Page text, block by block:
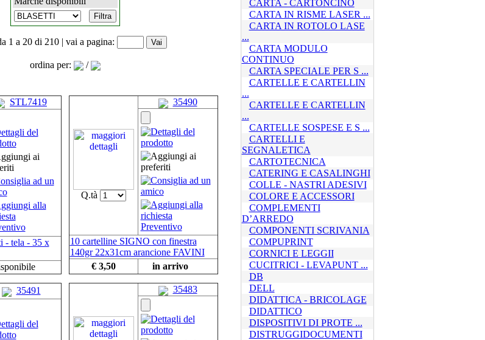
1 a 20 di 210 | vai a pagina:
ordina per: /
STL7419
- tela - 35 x
Q.tà
35490
10 cartelline SIGNO con finestra
140gr 22x31cm arancione FAVINI
€ 3,50
in arrivo
35491 35483
CARTA - CARTONCINO
CARTA IN RISME LASER ...
CARTA IN ROTOLO LASE
...
CARTA MODULO
CONTINUO
CARTA SPECIALE PER S ...
CARTELLE E CARTELLIN
...
CARTELLE E CARTELLIN
...
CARTELLE SOSPESE E S ...
CARTELLI E
SEGNALETICA
CARTOTECNICA
CATERING E CASALINGHI
COLLE - NASTRI ADESIVI
COLORE E ACCESSORI
COMPLEMENTI
D’ARREDO
COMPONENTI SCRIVANIA
COMPUPRINT
CORNICI E LEGGII
CUCITRICI - LEVAPUNT ...
DB
DELL
DIDATTICA - BRICOLAGE
DIDATTICO
DISPOSITIVI DI PROTE ...
DISTRUGGIDOCUMENTI